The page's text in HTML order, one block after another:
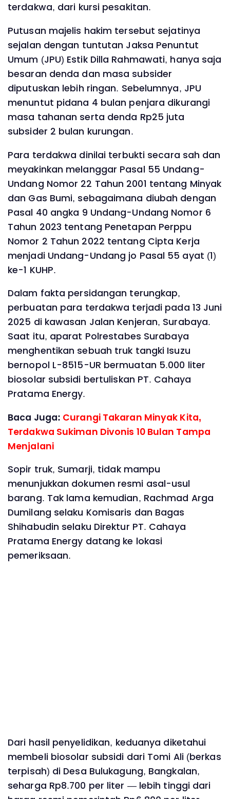
terdakwa, dari kursi pesakitan.
Putusan majelis hakim tersebut sejatinya
sejalan dengan tuntutan Jaksa Penuntut
Umum (JPU) Estik Dilla Rahmawati, hanya saja
besaran denda dan masa subsider
diputuskan lebih ringan. Sebelumnya, JPU
menuntut pidana 4 bulan penjara dikurangi
masa tahanan serta denda Rp25 juta
subsider 2 bulan kurungan.
Para terdakwa dinilai terbukti secara sah dan
meyakinkan melanggar Pasal 55 Undang-
Undang Nomor 22 Tahun 2001 tentang Minyak
dan Gas Bumi, sebagaimana diubah dengan
Pasal 40 angka 9 Undang-Undang Nomor 6
Tahun 2023 tentang Penetapan Perppu
Nomor 2 Tahun 2022 tentang Cipta Kerja
menjadi Undang-Undang jo Pasal 55 ayat (1)
ke-1 KUHP.
Dalam fakta persidangan terungkap,
perbuatan para terdakwa terjadi pada 13 Juni
2025 di kawasan Jalan Kenjeran, Surabaya.
Saat itu, aparat Polrestabes Surabaya
menghentikan sebuah truk tangki Isuzu
bernopol L-8515-UR bermuatan 5.000 liter
biosolar subsidi bertuliskan PT. Cahaya
Pratama Energy.
Baca Juga: Curangi Takaran Minyak Kita,
Terdakwa Sukiman Divonis 10 Bulan Tampa
Menjalani
Sopir truk, Sumarji, tidak mampu
menunjukkan dokumen resmi asal-usul
barang. Tak lama kemudian, Rachmad Arga
Dumilang selaku Komisaris dan Bagas
Shihabudin selaku Direktur PT. Cahaya
Pratama Energy datang ke lokasi
pemeriksaan.
Dari hasil penyelidikan, keduanya diketahui
membeli biosolar subsidi dari Tomi Ali (berkas
terpisah) di Desa Bulukagung, Bangkalan,
seharga Rp8.700 per liter — lebih tinggi dari